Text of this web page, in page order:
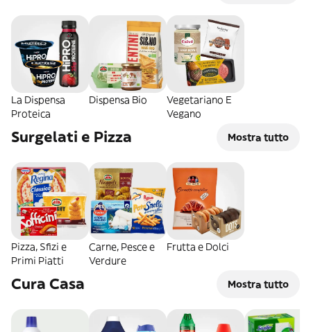
La Dispensa
Proteica
Dispensa Bio
Vegetariano E
Vegano
Surgelati e Pizza Mostra tutto
Pizza, Sfizi e
Primi Piatti
Carne, Pesce e
Verdure
Frutta e Dolci
Cura Casa Mostra tutto